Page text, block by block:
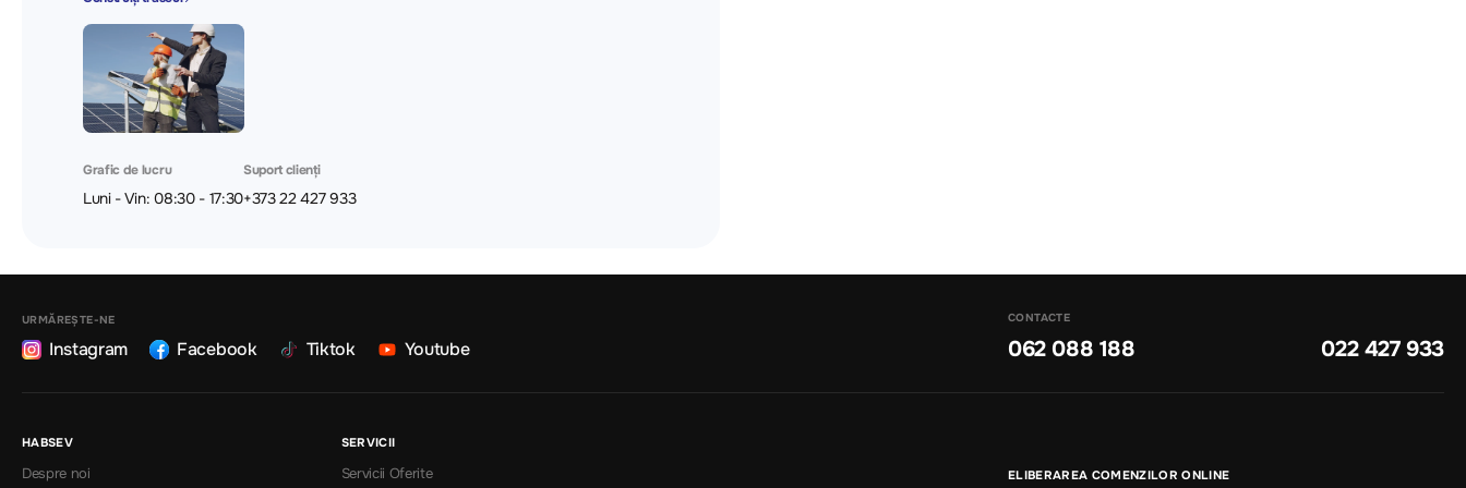
Grafic de lucru
Luni - Vin: 08:30 - 17:30
Suport clienți
+373 22 427 933
URMĂREȘTE-NE
Instagram Facebook Tiktok Youtube
CONTACTE
062 088 188 022 427 933
HABSEV
Despre noi
SERVICII
Servicii Oferite
ELIBERAREA COMENZILOR ONLINE